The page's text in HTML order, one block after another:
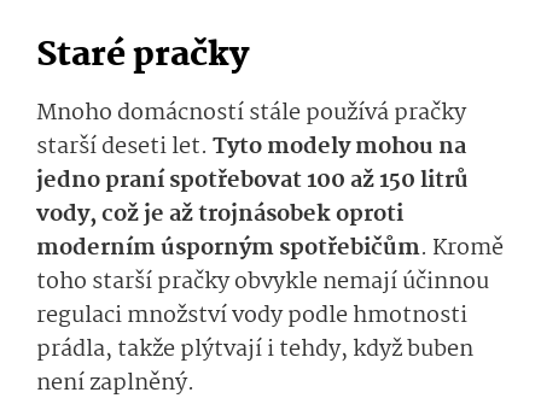
Staré pračky
Mnoho domácností stále používá pračky
starší deseti let. Tyto modely mohou na
jedno praní spotřebovat 100 až 150 litrů
vody, což je až trojnásobek oproti
moderním úsporným spotřebičům. Kromě
toho starší pračky obvykle nemají účinnou
regulaci množství vody podle hmotnosti
prádla, takže plýtvají i tehdy, když buben
není zaplněný.